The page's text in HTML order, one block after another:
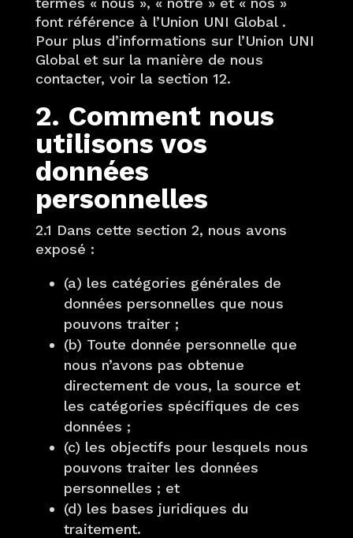
font référence à l’Union UNI Global .
Pour plus d’informations sur l’Union UNI
Global et sur la manière de nous
contacter, voir la section 12.
2. Comment nous
utilisons vos
données
personnelles
2.1 Dans cette section 2, nous avons
exposé :
(a) les catégories générales de
données personnelles que nous
pouvons traiter ;
(b) Toute donnée personnelle que
nous n’avons pas obtenue
directement de vous, la source et
les catégories spécifiques de ces
données ;
(c) les objectifs pour lesquels nous
pouvons traiter les données
personnelles ; et
(d) les bases juridiques du
traitement.